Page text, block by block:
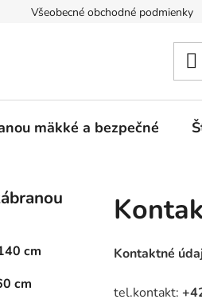
Všeobecné obchodné podmienky
mäkké a bezpečné
cm
cm
Kontaktné
tel.kontakt: